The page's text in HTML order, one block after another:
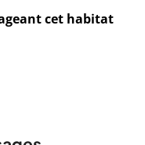
cet habitat